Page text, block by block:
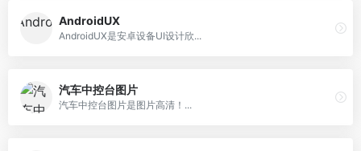
AndroidUX
AndroidUX是安卓设备UI设计欣...
汽车中控台图片
汽车中控台图片是图片高清！...